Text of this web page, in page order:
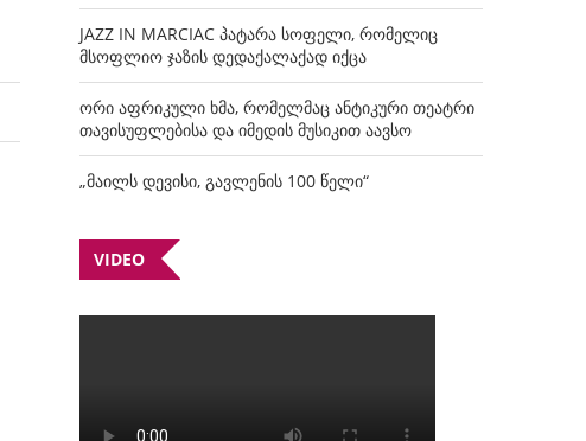
JAZZ IN MARCIAC პატარა სოფელი, რომელიც
მსოფლიო ჯაზის დედაქალაქად იქცა
ორი აფრიკული ხმა, რომელმაც ანტიკური თეატრი
თავისუფლებისა და იმედის მუსიკით აავსო
„მაილს დევისი, გავლენის 100 წელი“
VIDEO